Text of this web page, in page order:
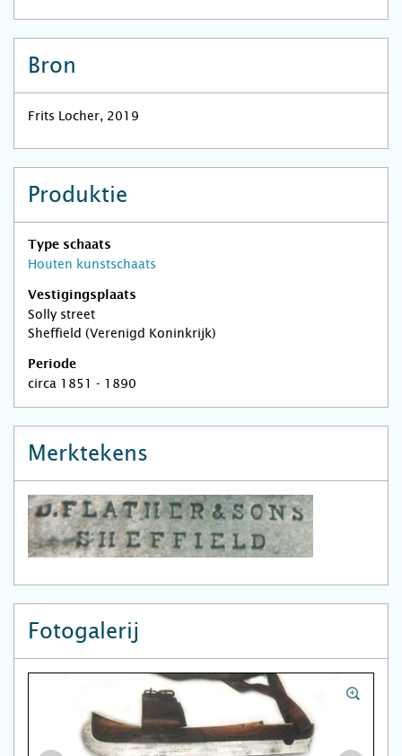
Bron
Frits Locher, 2019
Produktie
Type schaats
Houten kunstschaats
Vestigingsplaats
Solly street
Sheffield (Verenigd Koninkrijk)
Periode
circa 1851 - 1890
Merktekens
Fotogalerij